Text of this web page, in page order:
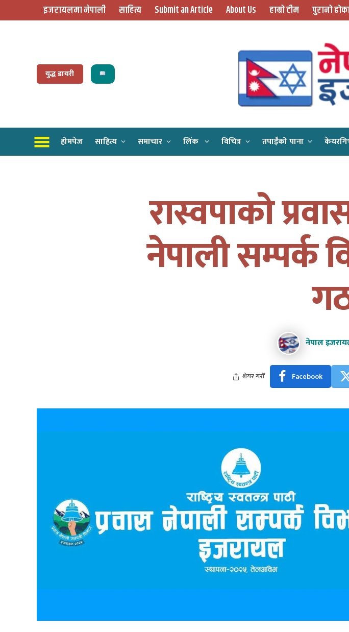
इजरायलमा नेपाली साहित्य Submit an Article About Us हाम्रो टीम पुरानो
युद्ध डायरी
होमपेज साहित्य समाचार लिंक विचित्र तपाईँको पाना
रास्वपाको
नेपाली सम्पर्क
नेपाल
शेयर गरौँ Facebook